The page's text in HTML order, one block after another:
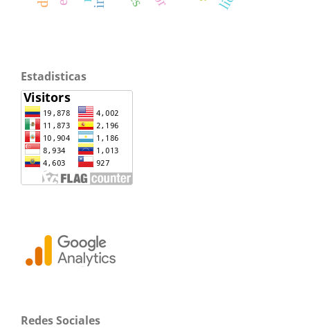
Estadisticas
Redes Sociales